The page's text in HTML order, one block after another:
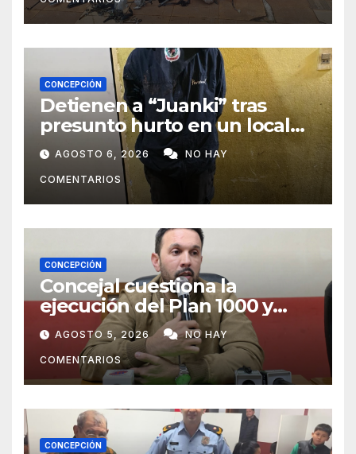
CONCEPCIÓN
Detienen a “Juanki” tras
presunto hurto en un local
comercial
AGOSTO 6, 2026 NO HAY
COMENTARIOS
CONCEPCIÓN
Concejal cuestiona la
ejecución del Plan 1000 y
pide mayor participación del
municipio
AGOSTO 5, 2026 NO HAY
COMENTARIOS
CONCEPCIÓN